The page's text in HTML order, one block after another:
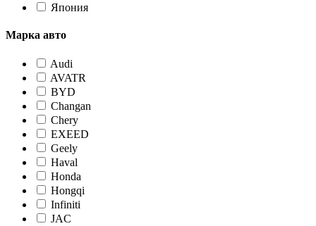
Япония
Марка авто
Audi
AVATR
BYD
Changan
Chery
EXEED
Geely
Haval
Honda
Hongqi
Infiniti
JAC